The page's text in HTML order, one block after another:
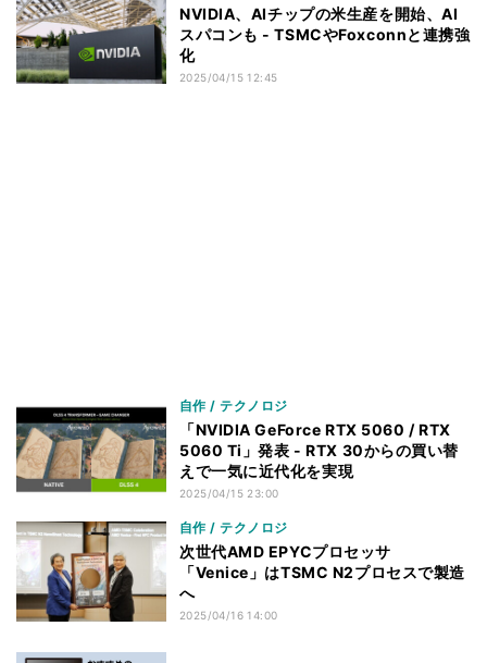
NVIDIA、AIチップの米生産を開始、AI
スパコンも - TSMCやFoxconnと連携強
化
2025/04/15 12:45
自作 / テクノロジ
「NVIDIA GeForce RTX 5060 / RTX
5060 Ti」発表 - RTX 30からの買い替
えで一気に近代化を実現
2025/04/15 23:00
自作 / テクノロジ
次世代AMD EPYCプロセッサ
「Venice」はTSMC N2プロセスで製造
へ
2025/04/16 14:00